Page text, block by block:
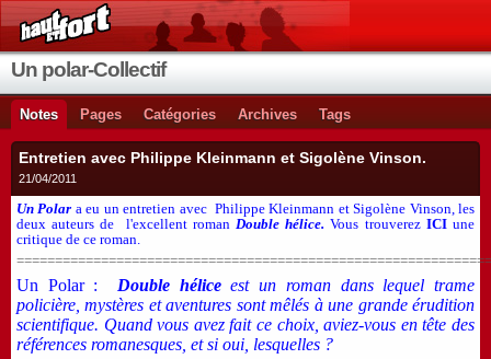
Un polar-Collectif
Notes Pages Catégories Archives Tags
Entretien avec Philippe Kleinmann et Sigolène Vinson.
21/04/2011
Un Polar a eu un entretien avec Philippe Kleinmann et Sigolène Vinson, les
deux auteurs de l'excellent romanDouble hélice.Vous trouverez ICI une
critique de ce roman.
Un Polar : Double héliceest un roman dans lequel trame
policière, mystères et aventures sont mêlés à une grande érudition
scientifique. Quand vous avez fait ce choix, aviez-vous en tête des
références romanesques, et si oui, lesquelles ?